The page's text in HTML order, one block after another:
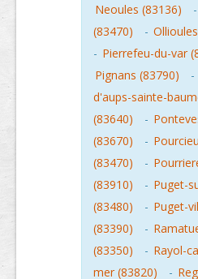
Neoules (83136)
-
(83470)
-
- Pierrefeu-du-var
Pignans (83790)
-
d'aups-sainte-
(83640)
-
(83670)
-
(83470)
-
(83910)
- Puget-
(83480)
- Puget-
(83390)
-
(83350)
- Rayol-
mer (83820)
-